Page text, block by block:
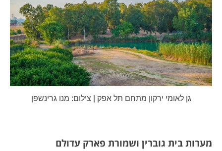
גן לאומי ירקון מתחם תל אפק | צילום: מנו גרינשפן
מערות בית גוברין ושמורת פארק עדולם